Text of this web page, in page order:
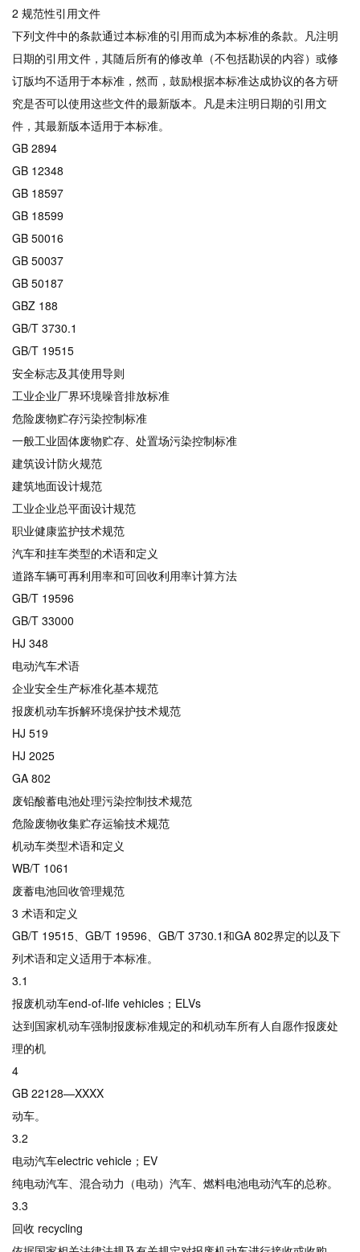
2 规范性引用文件
下列文件中的条款通过本标准的引用而成为本标准的条款。凡注明
日期的引用文件，其随后所有的修改单（不包括勘误的内容）或修
订版均不适用于本标准，然而，鼓励根据本标准达成协议的各方研
究是否可以使用这些文件的最新版本。凡是未注明日期的引用文
件，其最新版本适用于本标准。
GB 2894
GB 12348
GB 18597
GB 18599
GB 50016
GB 50037
GB 50187
GBZ 188
GB/T 3730.1
GB/T 19515
安全标志及其使用导则
工业企业厂界环境噪音排放标准
危险废物贮存污染控制标准
一般工业固体废物贮存、处置场污染控制标准
建筑设计防火规范
建筑地面设计规范
工业企业总平面设计规范
职业健康监护技术规范
汽车和挂车类型的术语和定义
道路车辆可再利用率和可回收利用率计算方法
GB/T 19596
GB/T 33000
HJ 348
电动汽车术语
企业安全生产标准化基本规范
报废机动车拆解环境保护技术规范
HJ 519
HJ 2025
GA 802
废铅酸蓄电池处理污染控制技术规范
危险废物收集贮存运输技术规范
机动车类型术语和定义
WB/T 1061
废蓄电池回收管理规范
3 术语和定义
GB/T 19515、GB/T 19596、GB/T 3730.1和GA 802界定的以及下
列术语和定义适用于本标准。
3.1
报废机动车end-of-life vehicles；ELVs
达到国家机动车强制报废标准规定的和机动车所有人自愿作报废处
理的机
4
GB 22128—XXXX
动车。
3.2
电动汽车electric vehicle；EV
纯电动汽车、混合动力（电动）汽车、燃料电池电动汽车的总称。
3.3
回收 recycling